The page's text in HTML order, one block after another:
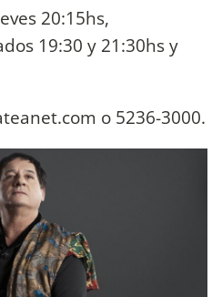
20:15hs,
19:30 y 21:30hs y
o 5236-3000.